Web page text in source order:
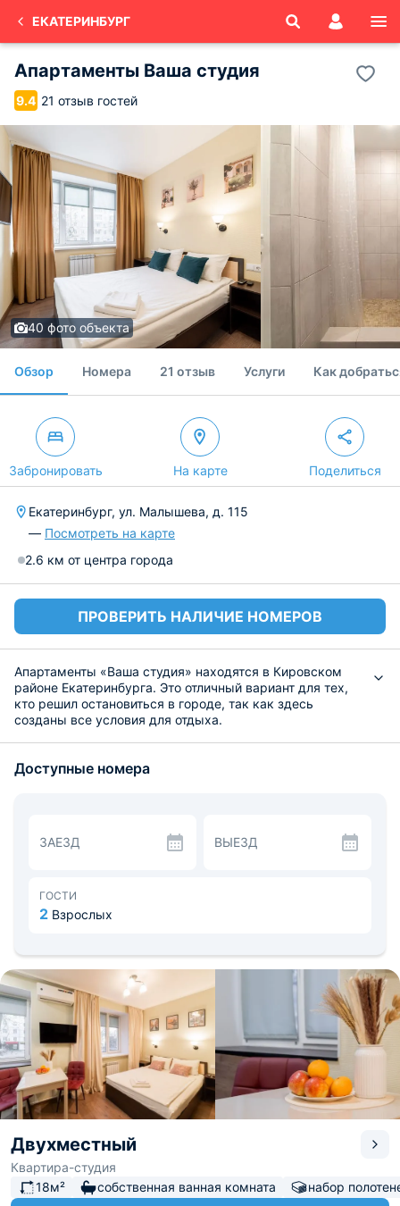
ЕКАТЕРИНБУРГ
Апартаменты Ваша студия
9.4 21 отзыв гостей
40 фото объекта
Обзор Номера 21 отзыв Услуги Как
Забронировать На карте Поделиться
Екатеринбург, ул. Малышева, д. 115
— Посмотреть на карте
2.6 км от центра города
ПРОВЕРИТЬ НАЛИЧИЕ НОМЕРОВ
Апартаменты «Ваша студия» находятся в Кировском
районе Екатеринбурга. Это отличный вариант для тех,
кто решил остановиться в городе, так как здесь
созданы все условия для отдыха.
шкафом для размещения одежды, собственной ванной
Изнутри открывается прекрасный вид.
Для самостоятельного приготовления еды оборудована
разнообразные заведения, где можно перекусить.
В шаговой доступности расположены такие интересные
выставочный зал «Союз творческих деятелей», а также
парк и зоопарк. Расстояние до аэропорта — 13,8 км, до
железнодорожного вокзала — 3,3 км.
Доступные номера
ЗАЕЗД ВЫЕЗД
ГОСТИ
2 Взрослых
Двухместный
Квартира-студия
18м²
собственная ванная комната набор